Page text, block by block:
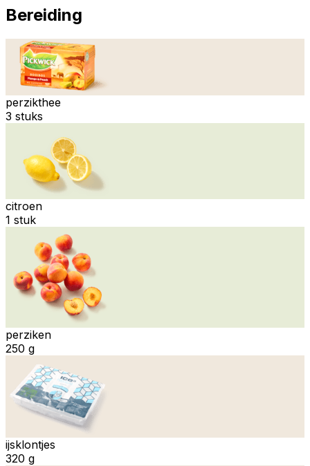
Bereiding
perzikthee
3 stuks
citroen
1 stuk
perziken
250 g
ijsklontjes
320 g